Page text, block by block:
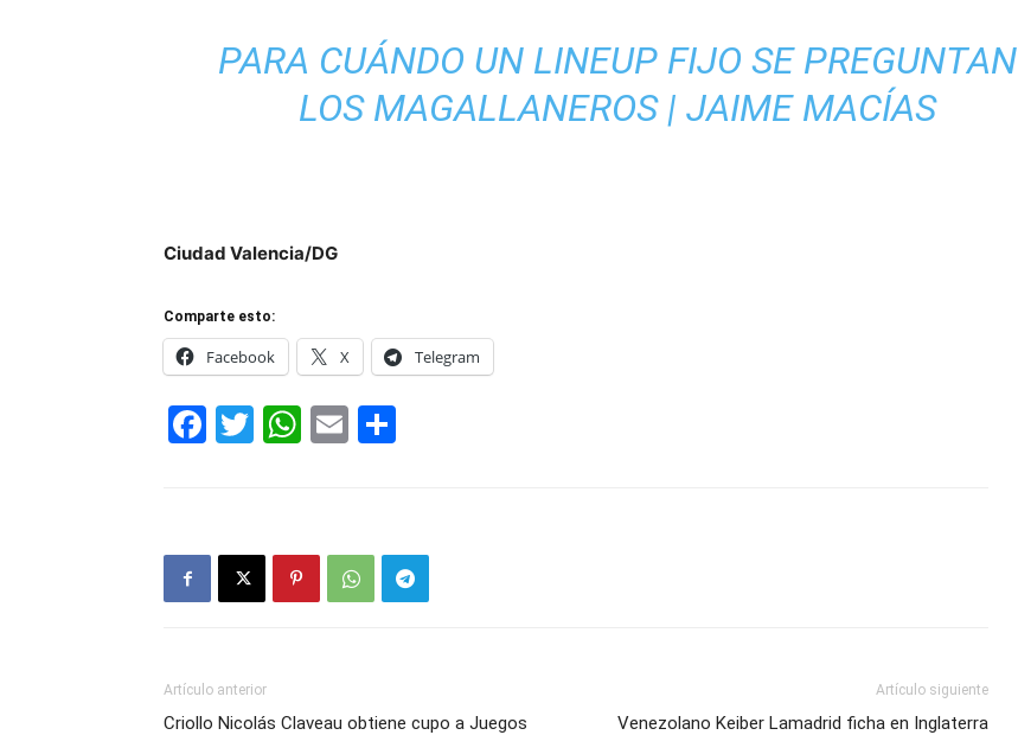
PARA CUÁNDO UN LINEUP FIJO SE PREGUNTAN
LOS MAGALLANEROS | JAIME MACÍAS
Ciudad Valencia/DG
Comparte esto:
Facebook X Telegram
Facebook
Twitter
WhatsApp
Email
Artículo anterior
Criollo Nicolás Claveau obtiene cupo a Juegos
Artículo siguiente
Venezolano Keiber Lamadrid ficha en Inglaterra